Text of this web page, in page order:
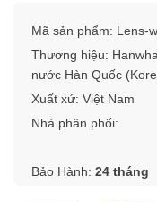
Mã sản phẩm: Lens-
Thương hiệu:
nước Hàn Quốc
Xuất xứ: Việt Nam
Nhà phân phối:
Bảo Hành: 24 tháng